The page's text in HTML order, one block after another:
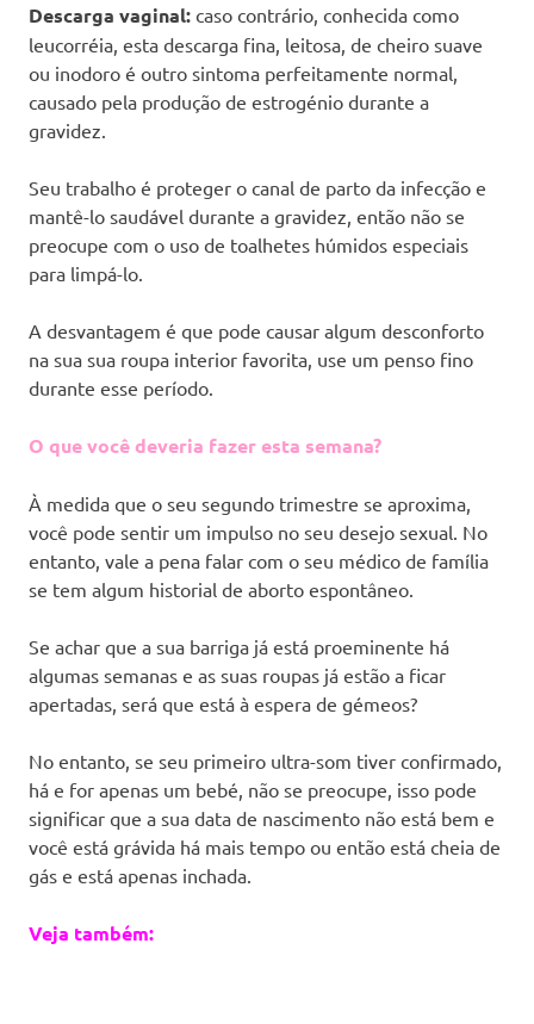
Descarga vaginal: caso contrário, conhecida como
leucorréia, esta descarga fina, leitosa, de cheiro suave
ou inodoro é outro sintoma perfeitamente normal,
causado pela produção de estrogénio durante a
gravidez.
Seu trabalho é proteger o canal de parto da infecção e
mantê-lo saudável durante a gravidez, então não se
preocupe com o uso de toalhetes húmidos especiais
para limpá-lo.
A desvantagem é que pode causar algum desconforto
na sua sua roupa interior favorita, use um penso fino
durante esse período.
O que você deveria fazer esta semana?
À medida que o seu segundo trimestre se aproxima,
você pode sentir um impulso no seu desejo sexual. No
entanto, vale a pena falar com o seu médico de família
se tem algum historial de aborto espontâneo.
Se achar que a sua barriga já está proeminente há
algumas semanas e as suas roupas já estão a ficar
apertadas, será que está à espera de gémeos?
No entanto, se seu primeiro ultra-som tiver confirmado,
há e for apenas um bebé, não se preocupe, isso pode
significar que a sua data de nascimento não está bem e
você está grávida há mais tempo ou então está cheia de
gás e está apenas inchada.
Veja também: